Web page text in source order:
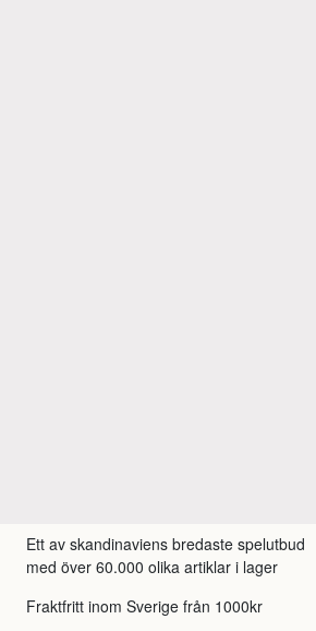
Ett av skandinaviens bredaste spelutbud
med över 60.000 olika artiklar i lager
Fraktfritt inom Sverige från 1000kr